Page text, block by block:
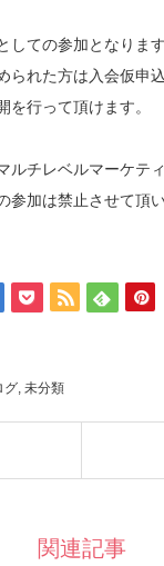
しての参加となりま
られた方は入会仮申
を行って頂けます。
ルチレベルマーケテ
参加は禁止させて頂
グ 未分類
関連記事